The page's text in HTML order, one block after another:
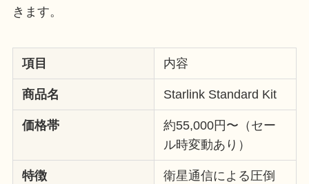
きます。
項目 内容
商品名 Starlink Standard Kit
価格帯
約55,000円〜（セー
ル時変動あり）
特徴
衛星通信による圧倒